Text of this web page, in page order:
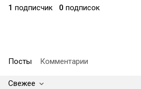
1 подписчик 0 подписок
Посты Комментарии
Свежее